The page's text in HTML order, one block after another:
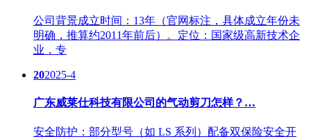
公司背景成立时间：13年（官网标注，具体成立年份未
明确，推算约2011年前后）。定位：国家级高新技术企
业，专
202025-4
广东威莱仕科技有限公司的气动剪刀怎样？…
安全防护：部分型号（如 LS 系列）配备双保险安全开